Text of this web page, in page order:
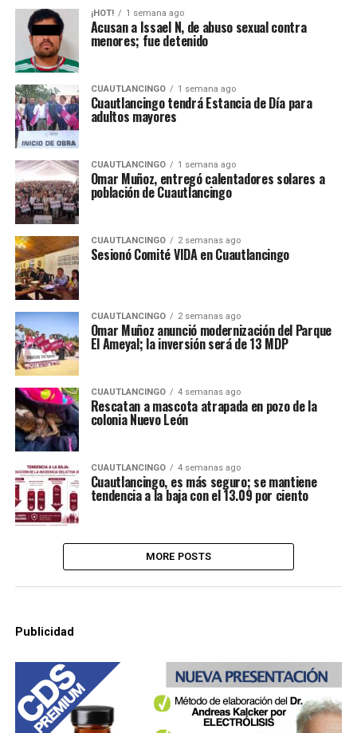
¡HOT! 1 semana ago
Acusan a Issael N, de abuso sexual contra
menores; fue detenido
CUAUTLANCINGO 1 semana ago
Cuautlancingo tendrá Estancia de Día para
adultos mayores
CUAUTLANCINGO 1 semana ago
Omar Muñoz, entregó calentadores solares a
población de Cuautlancingo
CUAUTLANCINGO 2 semanas ago
Sesionó Comité VIDA en Cuautlancingo
CUAUTLANCINGO 2 semanas ago
Omar Muñoz anunció modernización del Parque
El Ameyal; la inversión será de 13 MDP
CUAUTLANCINGO 4 semanas ago
Rescatan a mascota atrapada en pozo de la
colonia Nuevo León
CUAUTLANCINGO 4 semanas ago
Cuautlancingo, es más seguro; se mantiene
tendencia a la baja con el 13.09 por ciento
MORE POSTS
Publicidad